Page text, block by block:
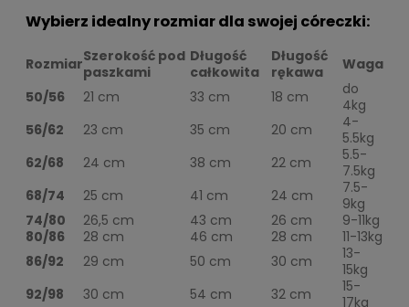
Wybierz idealny rozmiar dla swojej córeczki:
RozmiarSzerokość pod
paszkami
Długość
całkowita
Długość
rękawa
Waga
50/56
21 cm 33 cm 18 cm
do
4kg
56/62
23 cm 35 cm 20 cm
4-
5.5kg
62/68
24 cm 38 cm 22 cm
5.5-
7.5kg
68/74
25 cm 41 cm 24 cm
7.5-
9kg
74/80
26,5 cm 43 cm 26 cm
9-11kg
80/86
28 cm 46 cm 28 cm
11-13kg
86/92
29 cm 50 cm 30 cm
13-
15kg
92/98
30 cm 54 cm 32 cm
15-
17kg